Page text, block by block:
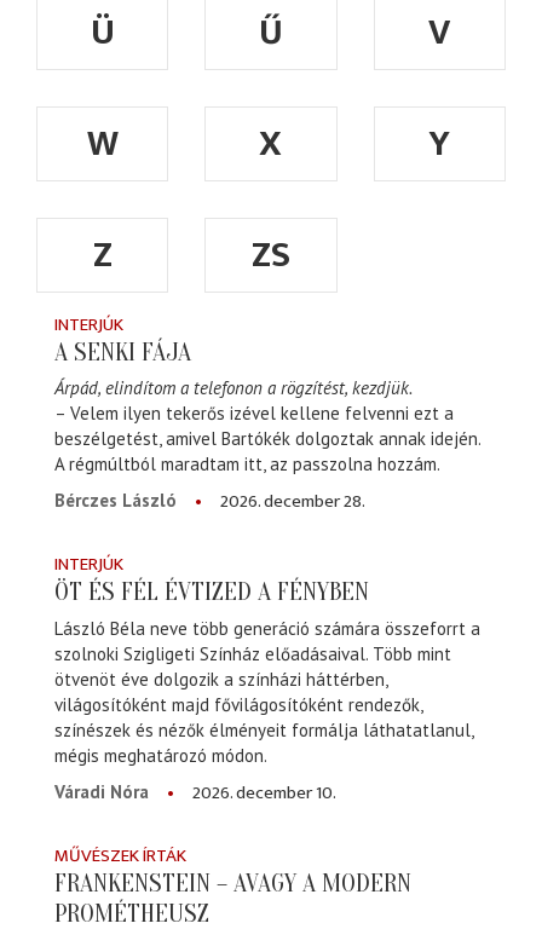
Ü
Ű
V
W
X
Y
Z
ZS
INTERJÚK
A SENKI FÁJA
Árpád, elindítom a telefonon a rögzítést, kezdjük.
– Velem ilyen tekerős izével kellene felvenni ezt a
beszélgetést, amivel Bartókék dolgoztak annak idején.
A régmúltból maradtam itt, az passzolna hozzám.
Bérczes László
2026. december 28.
INTERJÚK
ÖT ÉS FÉL ÉVTIZED A FÉNYBEN
László Béla neve több generáció számára összeforrt a
szolnoki Szigligeti Színház előadásaival. Több mint
ötvenöt éve dolgozik a színházi háttérben,
világosítóként majd fővilágosítóként rendezők,
színészek és nézők élményeit formálja láthatatlanul,
mégis meghatározó módon.
Váradi Nóra
2026. december 10.
MŰVÉSZEK ÍRTÁK
FRANKENSTEIN – AVAGY A MODERN
PROMÉTHEUSZ